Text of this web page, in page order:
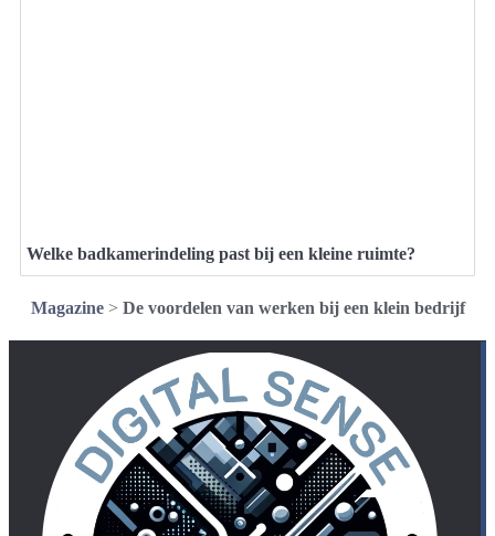
Welke badkamerindeling past bij een kleine ruimte?
Magazine> De voordelen van werken bij een klein bedrijf